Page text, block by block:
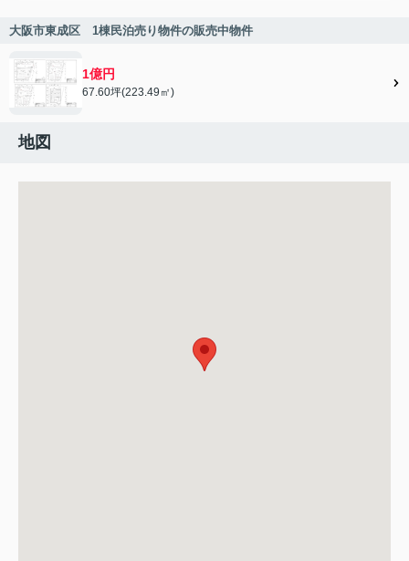
大阪市東成区 1棟民泊売り物件の販売中物件
1億円
67.60坪(223.49㎡)
地図